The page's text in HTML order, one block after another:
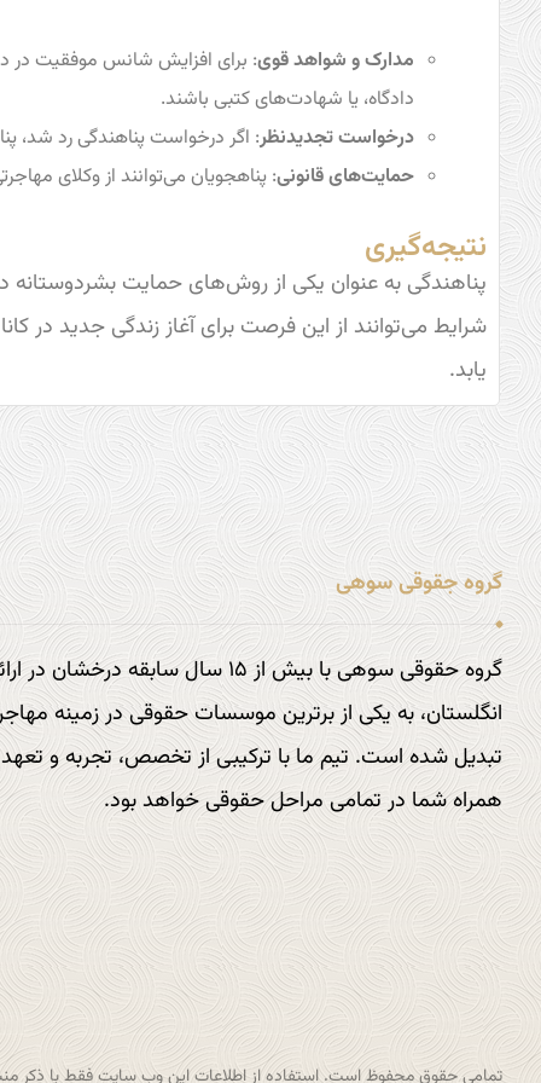
مدارک و شواهد قوی: برای افزایش شانس موفقیت در
دادگاه، یا شهادت‌های کتبی باشند.
درخواست تجدیدنظر: اگر درخواست پناهندگی رد شد،
حمایت‌های قانونی: پناهجویان می‌توانند از وکلای
نتیجه‌گیری
پناهندگی به عنوان یکی از روش‌های حمایت بشردوستانه
شرایط می‌توانند از این فرصت برای آغاز زندگی جدید در
یابد.
گروه جقوقی سوهی
گروه حقوقی سوهی با بیش از ۱۵ سال
انگلستان، به یکی از برترین موسسات حقوقی در زمینه
تبدیل شده است. تیم ما با ترکیبی از تخصص، تجربه و تعهد
همراه شما در تمامی مراحل حقوقی خواهد بود.
تماس با ما : 9797 877 833 1+
آدرس ایمیل :info@sohi.law
تمامی حقوق محفوظ است. استفاده از اطلاعات این وب سایت فقط با ذکر